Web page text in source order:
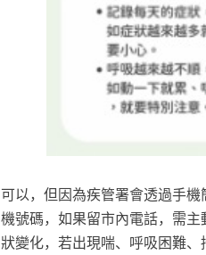
可以，但因為疾管署會透過手
機號碼，如果留市內電話，需
狀變化，若出現喘、呼吸困難